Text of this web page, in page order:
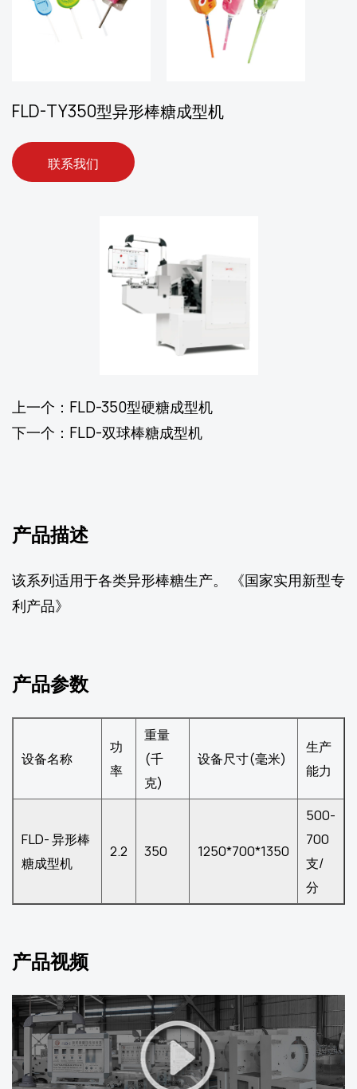
FLD-TY350型异形棒糖成型机
联系我们
上一个：FLD-350型硬糖成型机
下一个：FLD-双球棒糖成型机
产品描述
该系列适用于各类异形棒糖生产。 《国家实用新型专
利产品》
产品参数
设备名称
功
率
重量
(千
克)
设备尺寸(毫米)
生产
能力
FLD- 异形棒
糖成型机
2.2 350 1250*700*1350
500-
700
支/
分
产品视频